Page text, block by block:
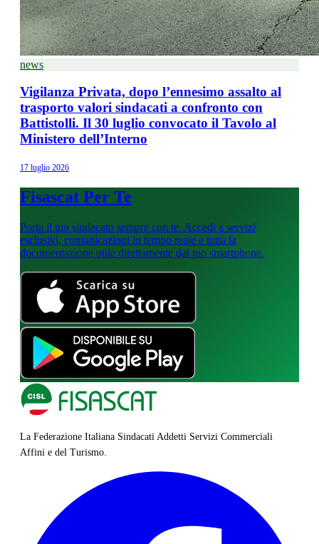
news
Vigilanza Privata, dopo l’ennesimo assalto al
trasporto valori sindacati a confronto con
Battistolli. Il 30 luglio convocato il Tavolo al
Ministero dell’Interno
17 luglio 2026
Fisascat Per Te
Porta il tuo sindacato sempre con te. Accedi a servizi
esclusivi, comunicazioni in tempo reale e tutta la
documentazione utile direttamente dal tuo smartphone.
La Federazione Italiana Sindacati Addetti Servizi Commerciali
Affini e del Turismo.